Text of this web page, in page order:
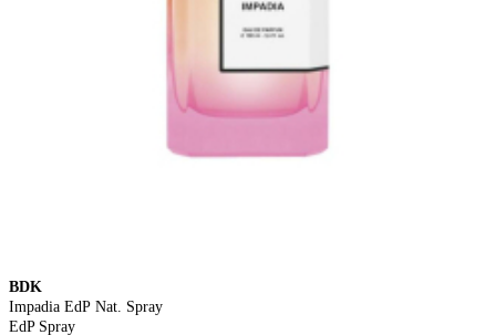
BDK
Impadia EdP Nat. Spray
EdP Spray